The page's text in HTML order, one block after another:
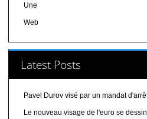
Une
Web
Latest Posts
Pavel Durov visé par un mandat
Le nouveau visage de l'euro se